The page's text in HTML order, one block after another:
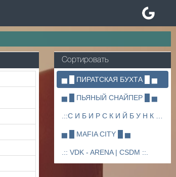
Сортировать
▅ █ ПИРАТСКАЯ БУХТА █ ▅
▅ █ ПЬЯНЫЙ СНАЙПЕР █ ▅
▅ █ MAFIA CITY █ ▅
.:: VDK - ARENA | CSDM ::.